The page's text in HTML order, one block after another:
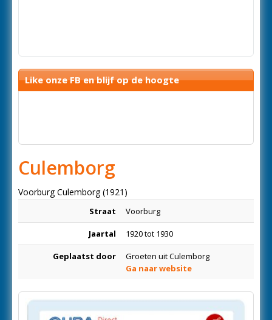
Like onze FB en blijf op de hoogte
Culemborg
Voorburg Culemborg (1921)
Straat Voorburg
Jaartal 1920 tot 1930
Geplaatst door
Groeten uit Culemborg
Ga naar website